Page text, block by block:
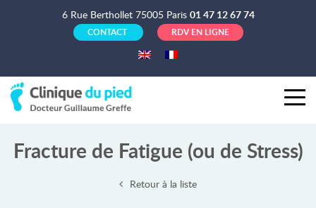
6 Rue Berthollet 75005 Paris 01 47 12 67 74
CONTACT RDV EN LIGNE
Fracture de Fatigue (ou de Stress)
Retour à la liste